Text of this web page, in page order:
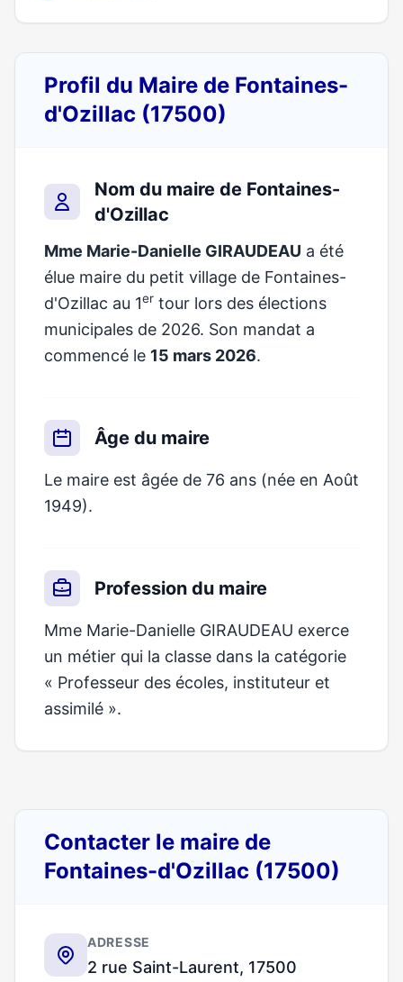
Profil du Maire de Fontaines-
d'Ozillac (17500)
Nom du maire de Fontaines-
d'Ozillac
Mme Marie-Danielle GIRAUDEAU a été
élue maire du petit village de Fontaines-
d'Ozillac au 1er tour lors des élections
municipales de 2026. Son mandat a
commencé le 15 mars 2026.
Âge du maire
Le maire est âgée de 76 ans (née en Août
1949).
Profession du maire
Mme Marie-Danielle GIRAUDEAU exerce
un métier qui la classe dans la catégorie
« Professeur des écoles, instituteur et
assimilé ».
Contacter le maire de
Fontaines-d'Ozillac (17500)
ADRESSE
2 rue Saint-Laurent, 17500